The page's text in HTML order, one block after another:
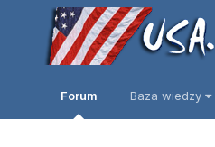
Forum Baza wiedzy